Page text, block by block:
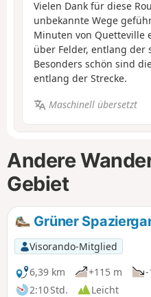
Vielen Dank für diese
unbekannte Wege
Minuten von Quetteville
über Felder, entlang der
Besonders schön sind
entlang der Strecke.
Maschinell übersetzt
Andere
Gebiet
Grüner
Visorando-Mitglied
6,39 km
+115 m
-
2:10 Std.
Leicht